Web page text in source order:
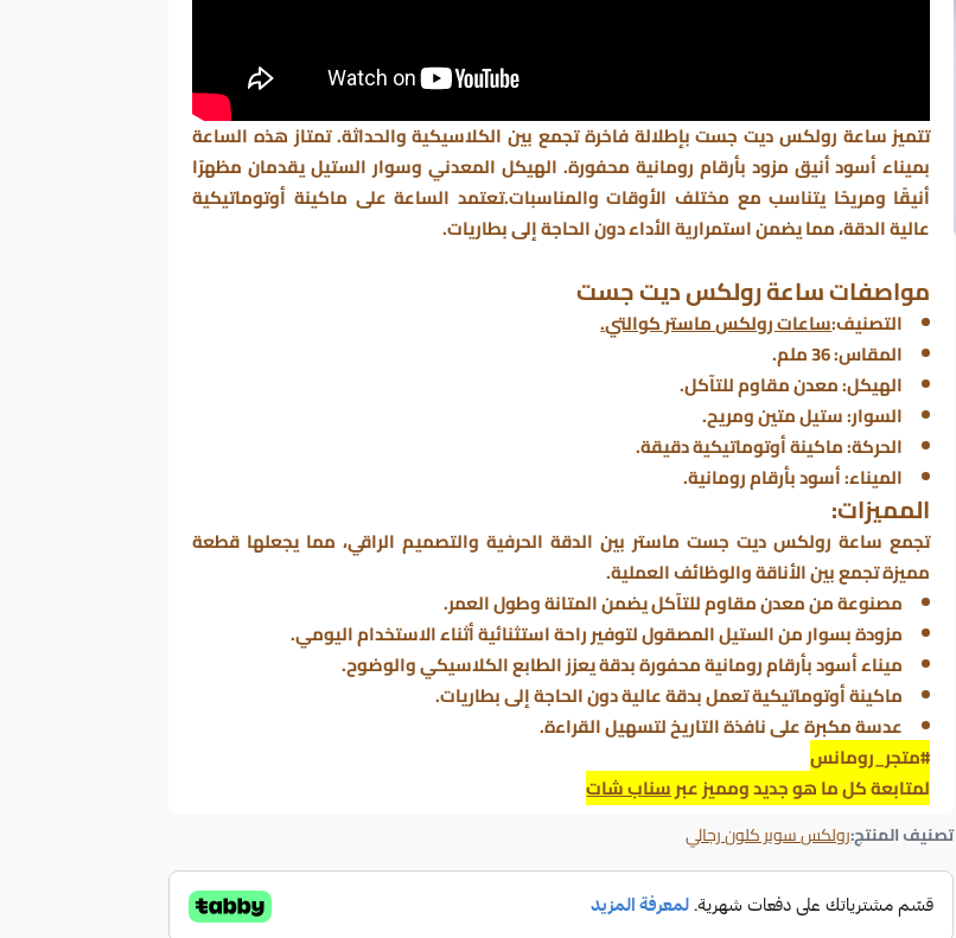
تتميز ساعة رولكس ديت جست بإطلالة فاخرة تجمع بين الكلاسيكية والحداثة. تمتاز هذه الساعة
بميناء أسود أنيق مزود بأرقام رومانية محفورة. الهيكل المعدني وسوار الستيل يقدمان مظهرًا
أنيقًا ومريحًا يتناسب مع مختلف الأوقات والمناسبات.تعتمد الساعة على ماكينة أوتوماتيكية
عالية الدقة، مما يضمن استمرارية الأداء دون الحاجة إلى بطاريات.
مواصفات ساعة رولكس ديت جست
التصنيف:ساعات رولكس ماستر كوالتي.
المقاس:36 ملم.
الهيكل:معدن مقاوم للتآكل.
السوار:ستيل متين ومريح.
الحركة:ماكينة أوتوماتيكية دقيقة.
الميناء:أسود بأرقام رومانية.
المميزات:
تجمع ساعة رولكس ديت جست ماستر بين الدقة الحرفية والتصميم الراقي، مما يجعلها قطعة
مميزة تجمع بين الأناقة والوظائف العملية.
مصنوعة من معدن مقاوم للتآكل يضمن المتانة وطول العمر.
مزودة بسوار من الستيل المصقول لتوفير راحة استثنائية أثناء الاستخدام اليومي.
ميناء أسود بأرقام رومانية محفورة بدقة يعزز الطابع الكلاسيكي والوضوح.
ماكينة أوتوماتيكية تعمل بدقة عالية دون الحاجة إلى بطاريات.
عدسة مكبرة على نافذة التاريخ لتسهيل القراءة.
#متجر_رومانس
لمتابعة كل ما هو جديد ومميز عبرسناب شات
تصنيف المنتج:رولكس سوبر كلون رجالي